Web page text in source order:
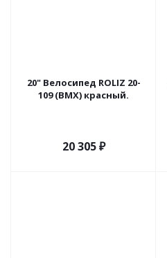
20" Велосипед ROLIZ 20-
109 (BMX) красный.
20 305₽